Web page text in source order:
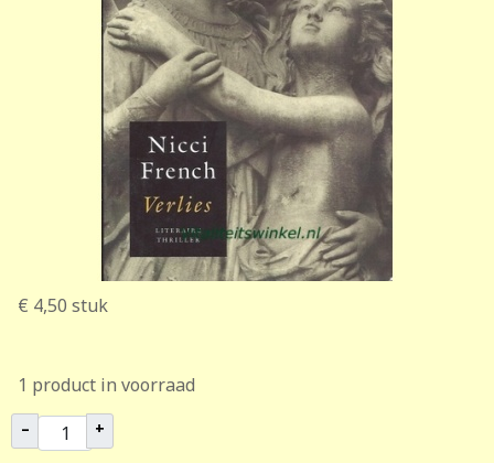
€ 4,50 stuk
1 product in voorraad
– +